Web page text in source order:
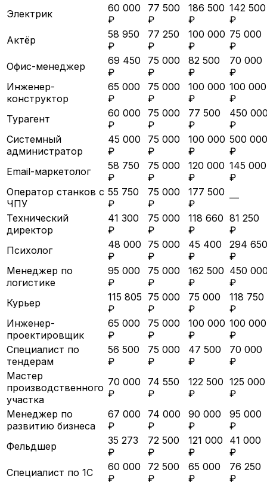
Электрик
60 000
₽
77 500
₽
186 500
₽
142 500
₽
Актёр
58 950
₽
77 250
₽
100 000
₽
75 000
₽
Офис-менеджер
69 450
₽
75 000
₽
82 500
₽
70 000
₽
Инженер-
конструктор
65 000
₽
75 000
₽
100 000
₽
100 000
₽
Турагент
60 000
₽
75 000
₽
77 500
₽
450
₽
Системный
администратор
45 000
₽
75 000
₽
100 000
₽
500 000
₽
Email-маркетолог
58 750
₽
75 000
₽
120 000
₽
145 000
₽
Оператор станков с
ЧПУ
55 750
₽
75 000
₽
177 500
₽
—
Технический
директор
41 300
₽
75 000
₽
118 660
₽
81 250
₽
Психолог
48 000
₽
75 000
₽
45 400
₽
294 650
₽
Менеджер по
логистике
95 000
₽
75 000
₽
162 500
₽
450
₽
Курьер
115 805
₽
75 000
₽
75 000
₽
118 750
₽
Инженер-
проектировщик
65 000
₽
75 000
₽
100 000
₽
100 000
₽
Специалист по
тендерам
56 500
₽
75 000
₽
47 500
₽
70 000
₽
Мастер
производственного
участка
70 000
₽
74 550
₽
122 500
₽
125 000
₽
Менеджер по
развитию бизнеса
67 000
₽
74 000
₽
90 000
₽
95 000
₽
Фельдшер
35 273
₽
72 500
₽
121 000
₽
41 000
₽
Специалист по 1С
60 000
₽
72 500
₽
65 000
₽
76 250
₽